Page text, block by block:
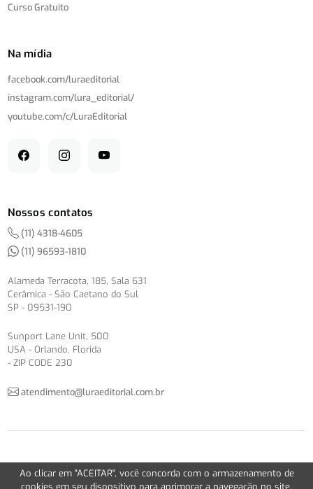
Curso Gratuito
Na mídia
facebook.com/luraeditorial
instagram.com/lura_editorial/
youtube.com/c/LuraEditorial
Nossos contatos
(11) 4318-4605
(11) 96593-1810
Alameda Terracota, 185, Sala 631
Cerâmica - São Caetano do Sul
SP - 09531-190
Sunport Lane Unit, 500
USA - Orlando, Florida
- ZIP CODE 230
atendimento@luraeditorial.com.br
© Copyright 2012-2026 -Política de Privacidade
Version 2.5.1
Ao clicar em "ACEITAR", você concorda com o armazenamento de
cookies em seu dispositivo para aprimorar a navegação no site,